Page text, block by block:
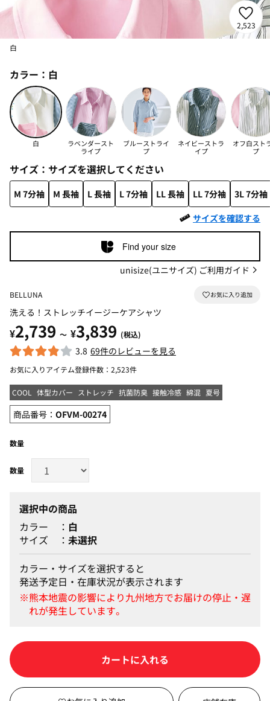
2,523
白
カラー： 白
白
ラベンダースト
ライプ
ブルーストライ
プ
ネイビーストラ
イプ
オフ白スト
プ
サイズ： サイズを選択してください
M 7分袖 M 長袖 L 長袖 L 7分袖 LL 長袖 LL 7分袖
3L 7分袖
サイズを確認する
Find your size
unisize(ユニサイズ) ご利用ガイド
BELLUNA
洗える！ストレッチイージーケアシャツ
¥2,739 ～ ¥3,839 (税込)
3.8 69件のレビューを見る
お気に入りアイテム登録件数： 2,523件
COOL 体型カバー ストレッチ 抗菌防臭 接触冷感 綿混 夏号
商品番号： OFVM-00274
数量
選択中の商品
カラー
白
サイズ
未選択
カラー・サイズを選択すると
発送予定日・在庫状況が表示されます
カートに入れる